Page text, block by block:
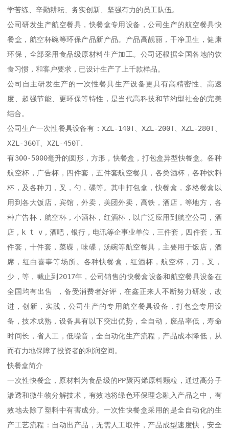
学苦练、辛勤耕耘、务实创新、坚强有力的员工队伍。
公司研发生产航空餐具，快餐盒专用设备，公司生产的航空餐具快
餐盒，航空杯碗等环保产品新产品。产品高靓丽，干净卫生，健康
环保，全部采用食品级原材料生产加工。公司还根据全国各地的饮
食习惯，和客户要求，已设计生产了上千款样品。
公司自主研发生产的一次性餐具生产设备更具有高精密性、高速
度、超强节能、更环保等特性，是当代高科技和节约型社会的完美
结合。
公司生产一次性餐具设备有：XZL-140T、XZL-200T、XZL-280T、
XZL-360T、XZL-450T.
有300-5000毫升的圆形，方形，快餐盒，打包盒异型快餐盒。各种
航空杯，广告杯，四件套，五件套航空餐具，各类酒杯，各种饮料
杯，及各种刀，叉，勺，碟等。其中打包盒，快餐盒，多格餐盒以
用到各大饭店，宾馆，外卖，美团外卖，高铁，酒店，等地方，各
种广告杯，航空杯，小酒杯，红酒杯，以广泛应用到航空公司，酒
店，k t v，酒吧，银行，电讯等企事业单位，三件套，四件套，五
件套，十件套，菜碟，味碟，汤碗等航空餐具，主要用于饭店，酒
席，红白喜事等场所。各种快餐盒，红酒杯，航空杯，刀，叉，
少，等，截止到2017年，公司销售的快餐盒设备和航空餐具设备在
全国均有出售 ，备受消费者好评，在鑫正来人不断努力研发，改
进，创新，实践，公司生产的专用航空餐具设备，打包盒专用设
备，技术成熟，设备具有以下突出优势，全自动，废品率低，寿命
时间长，省人工，低噪音，全自动化生产流程，产品成本降低，从
而有力地保障了投资者的利润空间。
快餐盒简介
一次性快餐盒，原材料为食品级的PP聚丙烯原料颗粒，通过高分子
渗透和微生物分解技术，有效地将绿色环保理念融入产品之中，有
效地去除了塑料中有害成分。一次性快餐盒采用的是全自动化的生
产工艺流程：自动出产品，无需人工取件，产品成型速度快，安全